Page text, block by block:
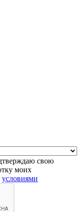
свою
моих
условиями